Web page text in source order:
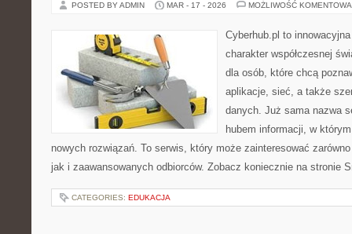
POSTED BY ADMIN MAR - 17 - 2026 MOŻLIWOŚĆ
Cyberhub.pl to
charakter współczesnej
dla osób, które chcą
aplikacje, sieć, a także
danych. Już sama nazwa
hubem informacji, w
nowych rozwiązań. To serwis, który może zainteresować
jak i zaawansowanych odbiorców. Zobacz koniecznie na stronie
CATEGORIES: EDUKACJA